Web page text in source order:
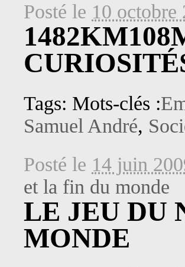
Posté le 10 octobre
Tags: Mots-clés :
Samuel André,
Posté le 14 juin
et la fin du monde
LE JEU DU
MONDE